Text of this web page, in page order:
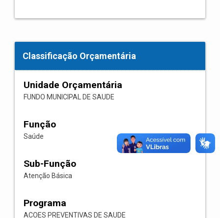
Classificação Orçamentária
Unidade Orçamentária
FUNDO MUNICIPAL DE SAUDE
Função
Saúde
Sub-Função
Atenção Básica
Programa
ACOES PREVENTIVAS DE SAUDE